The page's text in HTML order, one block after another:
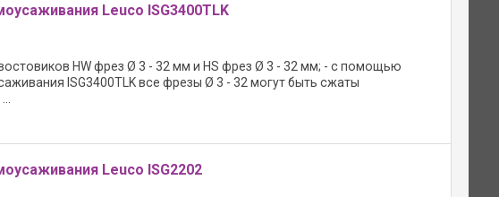
Leuco ISG3400TLK
HW фрез Ø 3 - 32 мм и HS фрез Ø 3 - 32 мм; - с помощью
ISG3400TLK все фрезы Ø 3 - 32 могут быть сжаты
Leuco ISG2202